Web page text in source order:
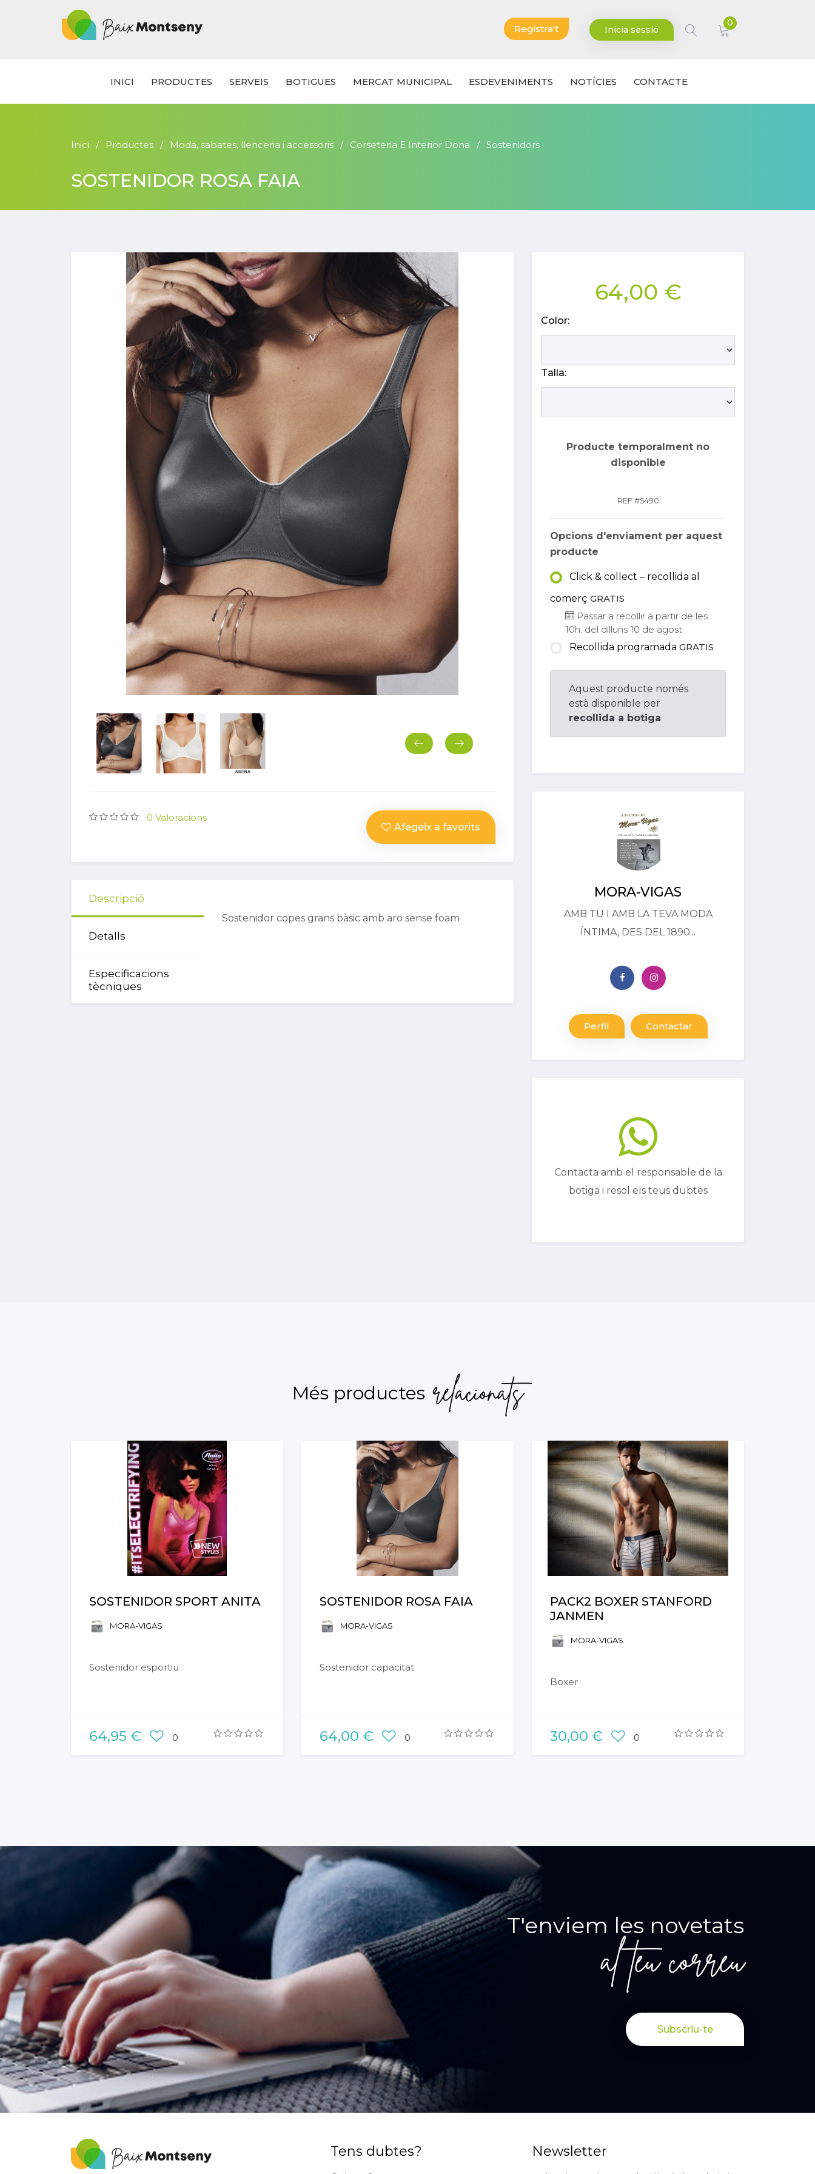
Registra't Inicia sessió
0
INICI PRODUCTES SERVEIS BOTIGUES MERCAT MUNICIPAL ESDEVENIMENTS NOTÍCIES CONTACTE
Inici Productes Moda, sabates, llenceria i accessoris Corseteria E Interior Dona Sostenidors
SOSTENIDOR ROSA FAIA
0 Valoracions
Afegeix a favorits
Descripció
Detalls
Especificacions
tècniques
Sostenidor copes grans bàsic amb aro sense foam
64,00 €
Color:
Talla:
Producte temporalment no
disponible
REF #5490
Opcions d'enviament per aquest
producte
Click & collect – recollida al
comerç GRATIS
Passar a recollir a partir de les
10h. del dilluns 10 de agost
Recollida programada GRATIS
Aquest producte només
està disponible per
recollida a botiga
MORA-VIGAS
AMB TU I AMB LA TEVA MODA
ÍNTIMA, DES DEL 1890...
Perfil Contactar
Contacta amb el responsable de la
botiga i resol els teus dubtes
Més productes relacionats
SOSTENIDOR SPORT ANITA
MORA-VIGAS
Sostenidor esportiu
64,95 € 0
SOSTENIDOR ROSA FAIA
MORA-VIGAS
Sostenidor capacitat
64,00 € 0
PACK2 BOXER STANFORD
JANMEN
MORA-VIGAS
Boxer
30,00 € 0
T'enviem les novetats
al teu correu
Subscriu-te
Tens dubtes? Newsletter